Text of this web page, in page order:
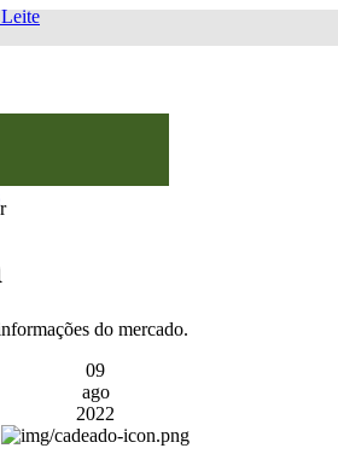
do mercado.
09
ago
2022